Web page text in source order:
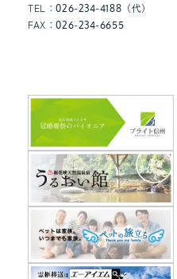
任）
TEL：026-234-4188（代）
FAX：026-234-6655